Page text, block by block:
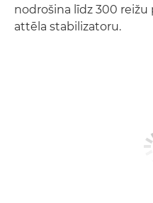
nodrošina līdz 300 reižu
attēla stabilizatoru.